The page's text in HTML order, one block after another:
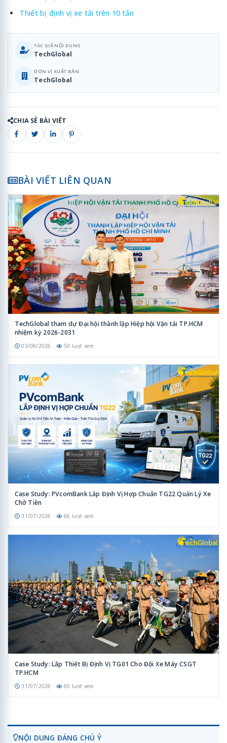
Thiết bị định vị xe tải trên 10 tấn
TÁC GIẢ NỘI DUNG
TechGlobal
ĐƠN VỊ XUẤT BẢN
TechGlobal
CHIA SẺ BÀI VIẾT
BÀI VIẾT LIÊN QUAN
TechGlobal tham dự Đại hội thành lập Hiệp hội Vận tải TP.HCM
nhiệm kỳ 2026-2031
03/08/2026 50 lượt xem
Case Study: PVcomBank Lắp Định Vị Hợp Chuẩn TG22 Quản Lý Xe
Chở Tiền
31/07/2026 66 lượt xem
Case Study: Lắp Thiết Bị Định Vị TG01 Cho Đội Xe Máy CSGT
TP.HCM
31/07/2026 60 lượt xem
NỘI DUNG ĐÁNG CHÚ Ý